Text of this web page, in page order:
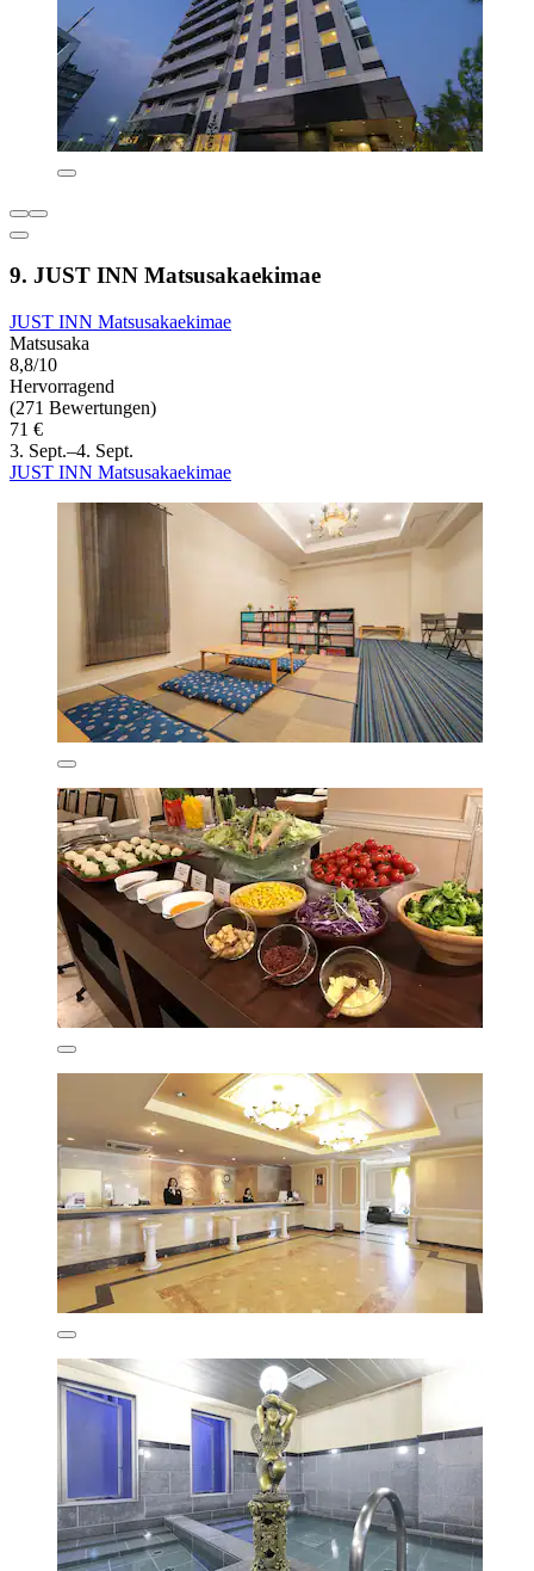
9. JUST INN Matsusakaekimae
JUST INN Matsusakaekimae
Matsusaka
8,8/10
Hervorragend
(271 Bewertungen)
71 €
3. Sept.–4. Sept.
JUST INN Matsusakaekimae